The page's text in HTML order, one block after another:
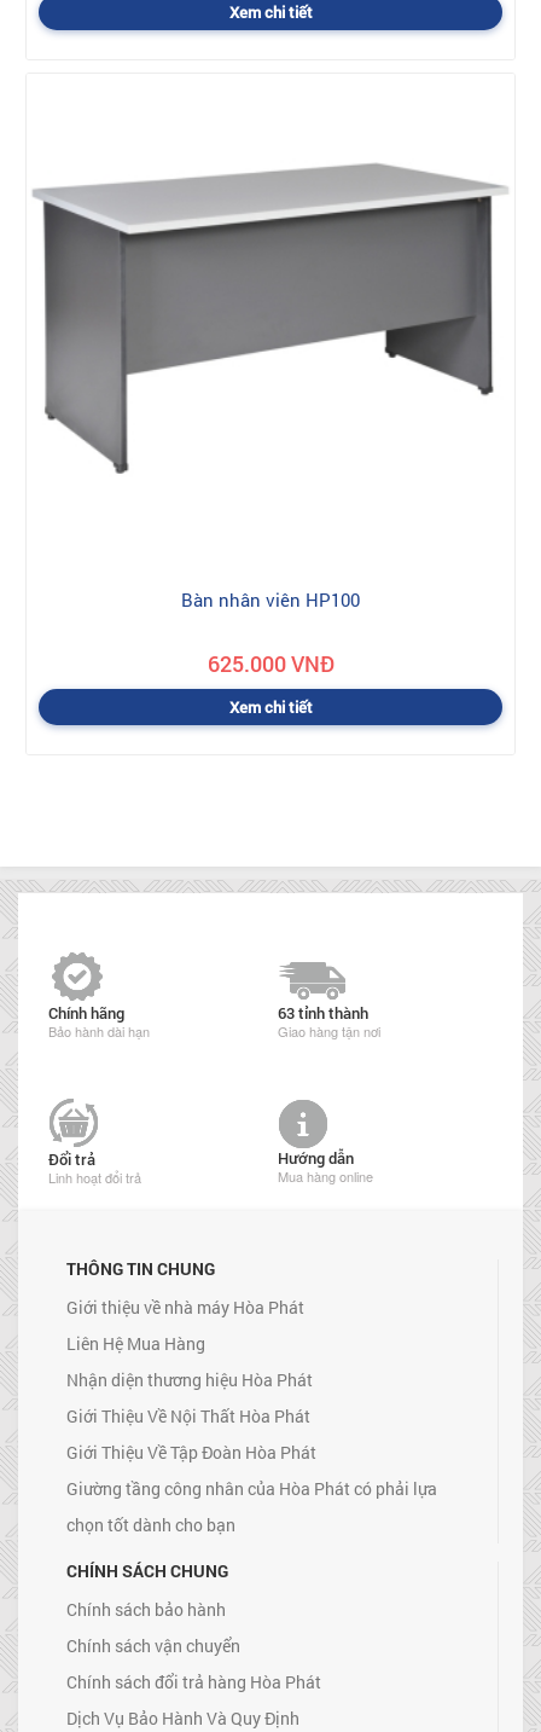
Xem chi tiết
Bàn nhân viên HP100
625.000 VNĐ
Xem chi tiết
Chính hãng
Bảo hành dài hạn
63 tỉnh thành
Giao hàng tận nơi
Đổi trả
Linh hoạt đổi trả
Hướng dẫn
Mua hàng online
THÔNG TIN CHUNG
Giới thiệu về nhà máy Hòa Phát
Liên Hệ Mua Hàng
Nhận diện thương hiệu Hòa Phát
Giới Thiệu Về Nội Thất Hòa Phát
Giới Thiệu Về Tập Đoàn Hòa Phát
Giường tầng công nhân của Hòa Phát có phải lựa
chọn tốt dành cho bạn
CHÍNH SÁCH CHUNG
Chính sách bảo hành
Chính sách vận chuyển
Chính sách đổi trả hàng Hòa Phát
Dịch Vụ Bảo Hành Và Quy Định